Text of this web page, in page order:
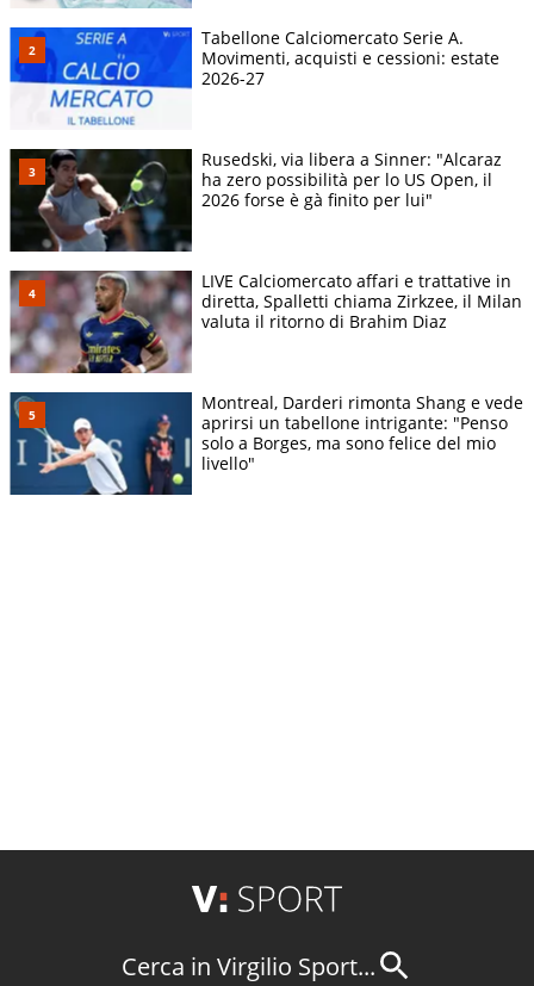
Tabellone Calciomercato Serie A.
Movimenti, acquisti e cessioni: estate
2026-27
Rusedski, via libera a Sinner: "Alcaraz
ha zero possibilità per lo US Open, il
2026 forse è gà finito per lui"
LIVE Calciomercato affari e trattative in
diretta, Spalletti chiama Zirkzee, il Milan
valuta il ritorno di Brahim Diaz
Montreal, Darderi rimonta Shang e vede
aprirsi un tabellone intrigante: "Penso
solo a Borges, ma sono felice del mio
livello"
Cerca in Virgilio Sport...